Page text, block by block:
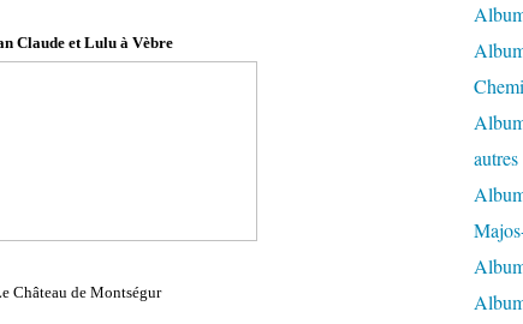
Claude et Lulu à Vèbre
Château de Montségur
autres